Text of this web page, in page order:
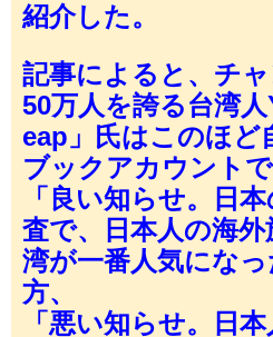
紹介した。
記事によると、チ
50万人を誇る台湾
eap」氏はこのほど
ブックアカウントで
「良い知らせ。日
査で、日本人の海
湾が一番人気にな
方、
「悪い知らせ。日